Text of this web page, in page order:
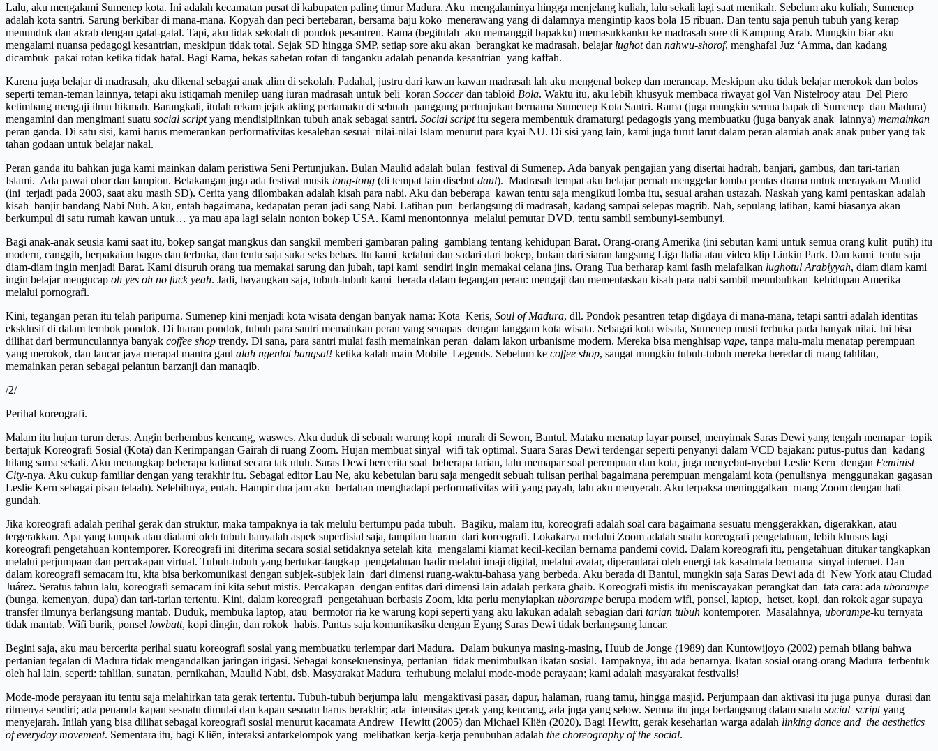
Lalu, aku mengalami Sumenep kota. Ini adalah kecamatan pusat di kabupaten paling timur Madura. Aku mengalaminya hingga menjelang kuliah, lalu sekali lagi saat menikah. Sebelum aku kuliah, Sumenep
adalah kota santri. Sarung berkibar di mana-mana. Kopyah dan peci bertebaran, bersama baju koko menerawang yang di dalamnya mengintip kaos bola 15 ribuan. Dan tentu saja penuh tubuh yang kerap
menunduk dan akrab dengan gatal-gatal. Tapi, aku tidak sekolah di pondok pesantren. Rama (begitulah aku memanggil bapakku) memasukkanku ke madrasah sore di Kampung Arab. Mungkin biar aku
mengalami nuansa pedagogi kesantrian, meskipun tidak total. Sejak SD hingga SMP, setiap sore aku akan berangkat ke madrasah, belajar lughotdan nahwu-shorof, menghafal Juz ‘Amma, dan kadang
dicambuk pakai rotan ketika tidak hafal. Bagi Rama, bekas sabetan rotan di tanganku adalah penanda kesantrian yang kaffah.
Karena juga belajar di madrasah, aku dikenal sebagai anak alim di sekolah. Padahal, justru dari kawan kawan madrasah lah aku mengenal bokep dan merancap. Meskipun aku tidak belajar merokok dan bolos
seperti teman-teman lainnya, tetapi aku istiqamah menilep uang iuran madrasah untuk beli koran Soccerdan tabloid Bola. Waktu itu, aku lebih khusyuk membaca riwayat gol Van Nistelrooy atau Del Piero
ketimbang mengaji ilmu hikmah. Barangkali, itulah rekam jejak akting pertamaku di sebuah panggung pertunjukan bernama Sumenep Kota Santri. Rama (juga mungkin semua bapak di Sumenep dan Madura)
mengamini dan mengimani suatu social scriptyang mendisiplinkan tubuh anak sebagai santri. Social scriptitu segera membentuk dramaturgi pedagogis yang membuatku (juga banyak anak lainnya) memainkan
peran ganda. Di satu sisi, kami harus memerankan performativitas kesalehan sesuai nilai-nilai Islam menurut para kyai NU. Di sisi yang lain, kami juga turut larut dalam peran alamiah anak anak puber yang tak
tahan godaan untuk belajar nakal.
Peran ganda itu bahkan juga kami mainkan dalam peristiwa Seni Pertunjukan. Bulan Maulid adalah bulan festival di Sumenep. Ada banyak pengajian yang disertai hadrah, banjari, gambus, dan tari-tarian
Islami. Ada pawai obor dan lampion. Belakangan juga ada festival musik tong-tong (di tempat lain disebut daul). Madrasah tempat aku belajar pernah menggelar lomba pentas drama untuk merayakan Maulid
(ini terjadi pada 2003, saat aku masih SD). Cerita yang dilombakan adalah kisah para nabi. Aku dan beberapa kawan tentu saja mengikuti lomba itu, sesuai arahan ustazah. Naskah yang kami pentaskan adalah
kisah banjir bandang Nabi Nuh. Aku, entah bagaimana, kedapatan peran jadi sang Nabi. Latihan pun berlangsung di madrasah, kadang sampai selepas magrib. Nah, sepulang latihan, kami biasanya akan
berkumpul di satu rumah kawan untuk… ya mau apa lagi selain nonton bokep USA. Kami menontonnya melalui pemutar DVD, tentu sambil sembunyi-sembunyi.
Bagi anak-anak seusia kami saat itu, bokep sangat mangkus dan sangkil memberi gambaran paling gamblang tentang kehidupan Barat. Orang-orang Amerika (ini sebutan kami untuk semua orang kulit putih) itu
modern, canggih, berpakaian bagus dan terbuka, dan tentu saja suka seks bebas. Itu kami ketahui dan sadari dari bokep, bukan dari siaran langsung Liga Italia atau video klip Linkin Park. Dan kami tentu saja
diam-diam ingin menjadi Barat. Kami disuruh orang tua memakai sarung dan jubah, tapi kami sendiri ingin memakai celana jins. Orang Tua berharap kami fasih melafalkan lughotul Arabiyyah, diam diam kami
ingin belajar mengucap oh yes oh no fuck yeah. Jadi, bayangkan saja, tubuh-tubuh kami berada dalam tegangan peran: mengaji dan mementaskan kisah para nabi sambil menubuhkan kehidupan Amerika
melalui pornografi.
Kini, tegangan peran itu telah paripurna. Sumenep kini menjadi kota wisata dengan banyak nama: Kota Keris, Soul of Madura, dll. Pondok pesantren tetap digdaya di mana-mana, tetapi santri adalah identitas
eksklusif di dalam tembok pondok. Di luaran pondok, tubuh para santri memainkan peran yang senapas dengan langgam kota wisata. Sebagai kota wisata, Sumenep musti terbuka pada banyak nilai. Ini bisa
dilihat dari bermunculannya banyak coffee shop trendy. Di sana, para santri mulai fasih memainkan peran dalam lakon urbanisme modern. Mereka bisa menghisap vape, tanpa malu-malu menatap perempuan
yang merokok, dan lancar jaya merapal mantra gaul alah ngentot bangsat! ketika kalah main Mobile Legends. Sebelum ke coffee shop, sangat mungkin tubuh-tubuh mereka beredar di ruang tahlilan,
memainkan peran sebagai pelantun barzanji dan manaqib.
/2/
Perihal koreografi.
Malam itu hujan turun deras. Angin berhembus kencang, waswes. Aku duduk di sebuah warung kopi murah di Sewon, Bantul. Mataku menatap layar ponsel, menyimak Saras Dewi yang tengah memapar topik
bertajuk Koreografi Sosial (Kota) dan Kerimpangan Gairah di ruang Zoom. Hujan membuat sinyal wifi tak optimal. Suara Saras Dewi terdengar seperti penyanyi dalam VCD bajakan: putus-putus dan kadang
hilang sama sekali. Aku menangkap beberapa kalimat secara tak utuh. Saras Dewi bercerita soal beberapa tarian, lalu memapar soal perempuan dan kota, juga menyebut-nyebut Leslie Kern dengan Feminist
City-nya. Aku cukup familiar dengan yang terakhir itu. Sebagai editor Lau Ne, aku kebetulan baru saja mengedit sebuah tulisan perihal bagaimana perempuan mengalami kota (penulisnya menggunakan gagasan
Leslie Kern sebagai pisau telaah). Selebihnya, entah. Hampir dua jam aku bertahan menghadapi performativitas wifi yang payah, lalu aku menyerah. Aku terpaksa meninggalkan ruang Zoom dengan hati
gundah.
Jika koreografi adalah perihal gerak dan struktur, maka tampaknya ia tak melulu bertumpu pada tubuh. Bagiku, malam itu, koreografi adalah soal cara bagaimana sesuatu menggerakkan, digerakkan, atau
tergerakkan. Apa yang tampak atau dialami oleh tubuh hanyalah aspek superfisial saja, tampilan luaran dari koreografi. Lokakarya melalui Zoom adalah suatu koreografi pengetahuan, lebih khusus lagi
koreografi pengetahuan kontemporer. Koreografi ini diterima secara sosial setidaknya setelah kita mengalami kiamat kecil-kecilan bernama pandemi covid. Dalam koreografi itu, pengetahuan ditukar tangkapkan
melalui perjumpaan dan percakapan virtual. Tubuh-tubuh yang bertukar-tangkap pengetahuan hadir melalui imaji digital, melalui avatar, diperantarai oleh energi tak kasatmata bernama sinyal internet. Dan
dalam koreografi semacam itu, kita bisa berkomunikasi dengan subjek-subjek lain dari dimensi ruang-waktu-bahasa yang berbeda. Aku berada di Bantul, mungkin saja Saras Dewi ada di New York atau Ciudad
Juárez. Seratus tahun lalu, koreografi semacam ini kita sebut mistis. Percakapan dengan entitas dari dimensi lain adalah perkara ghaib. Koreografi mistis itu meniscayakan perangkat dan tata cara: ada uborampe
(bunga, kemenyan, dupa) dan tari-tarian tertentu. Kini, dalam koreografi pengetahuan berbasis Zoom, kita perlu menyiapkan uborampe berupa modem wifi, ponsel, laptop, hetset, kopi, dan rokok agar supaya
transfer ilmunya berlangsung mantab. Duduk, membuka laptop, atau bermotor ria ke warung kopi seperti yang aku lakukan adalah sebagian dari tarian tubuh kontemporer. Masalahnya, uborampe-ku ternyata
tidak mantab. Wifi burik, ponsel lowbatt, kopi dingin, dan rokok habis. Pantas saja komunikasiku dengan Eyang Saras Dewi tidak berlangsung lancar.
Begini saja, aku mau bercerita perihal suatu koreografi sosial yang membuatku terlempar dari Madura. Dalam bukunya masing-masing, Huub de Jonge (1989) dan Kuntowijoyo (2002) pernah bilang bahwa
pertanian tegalan di Madura tidak mengandalkan jaringan irigasi. Sebagai konsekuensinya, pertanian tidak menimbulkan ikatan sosial. Tampaknya, itu ada benarnya. Ikatan sosial orang-orang Madura terbentuk
oleh hal lain, seperti: tahlilan, sunatan, pernikahan, Maulid Nabi, dsb. Masyarakat Madura terhubung melalui mode-mode perayaan; kami adalah masyarakat festivalis!
Mode-mode perayaan itu tentu saja melahirkan tata gerak tertentu. Tubuh-tubuh berjumpa lalu mengaktivasi pasar, dapur, halaman, ruang tamu, hingga masjid. Perjumpaan dan aktivasi itu juga punya durasi dan
ritmenya sendiri; ada penanda kapan sesuatu dimulai dan kapan sesuatu harus berakhir; ada intensitas gerak yang kencang, ada juga yang selow. Semua itu juga berlangsung dalam suatu social scriptyang
menyejarah. Inilah yang bisa dilihat sebagai koreografi sosial menurut kacamata Andrew Hewitt (2005) dan Michael Kliën (2020). Bagi Hewitt, gerak keseharian warga adalah linking dance and the aesthetics
of everyday movement. Sementara itu, bagi Kliën, interaksi antarkelompok yang melibatkan kerja-kerja penubuhan adalah the choreography of the social.